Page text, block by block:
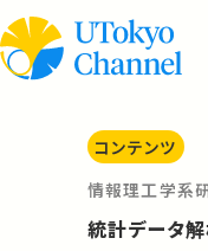
コンテンツ
情報理工学系
統計データ